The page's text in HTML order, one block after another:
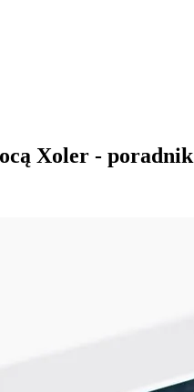
Xoler - poradnik